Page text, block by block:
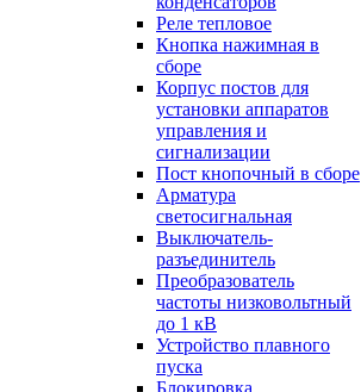
Реле тепловое
Кнопка нажимная в
сборе
Корпус постов для
установки аппаратов
управления и
сигнализации
Пост кнопочный в сборе
Арматура
светосигнальная
Выключатель-
разъединитель
Преобразователь
частоты низковольтный
до 1 кВ
Устройство плавного
пуска
Блокировка